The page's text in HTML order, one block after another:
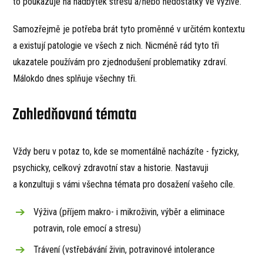
Samozřejmě je potřeba brát tyto proměnné v určitém kontextu
a existují patologie ve všech z nich. Nicméně rád tyto tři
ukazatele používám pro zjednodušení problematiky zdraví.
Málokdo dnes splňuje všechny tři.
Zohledňovaná témata
Vždy beru v potaz to, kde se momentálně nacházíte - fyzicky,
psychicky, celkový zdravotní stav a historie. Nastavuji
a konzultuji s vámi všechna témata pro dosažení vašeho cíle.
Výživa (příjem makro- i mikroživin, výběr a eliminace
potravin, role emocí a stresu)
Trávení (vstřebávání živin, potravinové intolerance